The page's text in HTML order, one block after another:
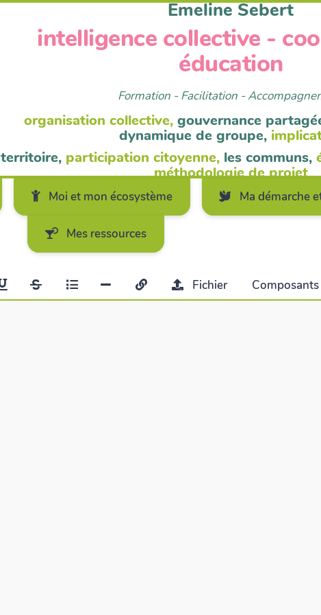
Moi et mon écosystème Ma démarche
Mes ressources
Emeline Sebert
intelligence collective -
éducation
Formation - Facilitation -
organisation collective, gouvernance
dynamique de groupe,
territoire, participation citoyenne, les communs,
méthodologie de projet
Fichier Composants